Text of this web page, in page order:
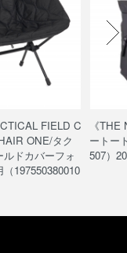
FIELD C
ONE/タク
ドカバーフォ
197550380010
《
ートー
507）